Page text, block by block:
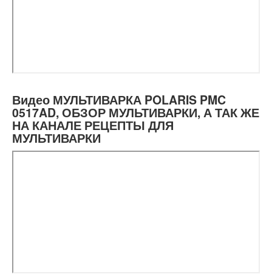
Видео МУЛЬТИВАРКА POLARIS PMC
0517AD, ОБЗОР МУЛЬТИВАРКИ, А ТАК ЖЕ
НА КАНАЛЕ РЕЦЕПТЫ ДЛЯ
МУЛЬТИВАРКИ